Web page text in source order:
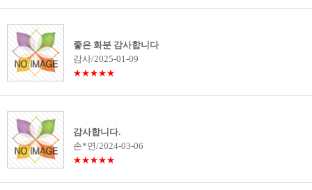
좋은 화분 감사합니다
감사/2025-01-09
★★★★★
감사합니다.
손*연/2024-03-06
★★★★★